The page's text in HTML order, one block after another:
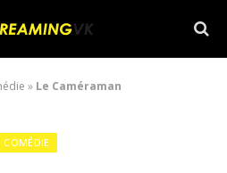
» Le Caméraman
COMÉDIE